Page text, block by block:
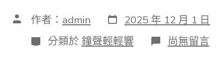
文 作者： admin 發
表
日
期
2025 年 12 月 1 日
分
類
分類於 鐘聲輕輕響 在
〈廣
尚無留言